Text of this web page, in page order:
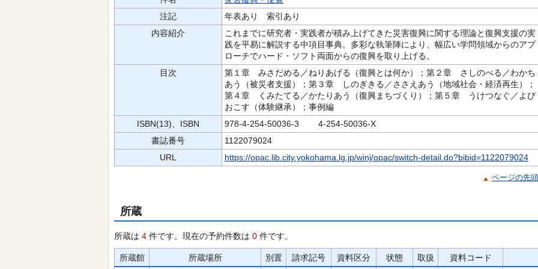
注記
年表あり 索引あり
内容紹介
これまでに研究者・実践者が積み上げてきた災害復興に関する理論と復興支援の実
践を平易に解説する中項目事典。多彩な執筆陣により、幅広い学問領域からのアプ
ローチでハード・ソフト両面からの復興を取り上げる。
目次
第１章 みさだめる／ねりあげる（復興とは何か）；第２章 さしのべる／わかち
あう（被災者支援）；第３章 しのぎきる／ささえあう（地域社会・経済再生）；
第４章 くみたてる／かたりあう（復興まちづくり）；第５章 うけつなぐ／よび
おこす（体験継承）；事例編
ISBN(13)、ISBN
978-4-254-50036-3 4-254-50036-X
書誌番号
1122079024
URL
https://opac.lib.city.yokohama.lg.jp/winj/opac/switch-detail.do?bibid=1122079024
ページの先
所蔵
所蔵は 4 件です。現在の予約件数は 0 件です。
所蔵館 所蔵場所 別置 請求記号 資料区分 状態 取扱 資料コード